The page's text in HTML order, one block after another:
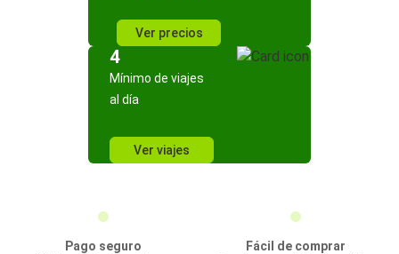
Ver precios
4
Mínimo de viajes
al día
Ver viajes
Pago seguro
Fácil de comprar